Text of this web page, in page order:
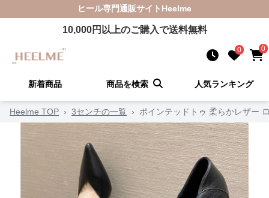
ヒール専門通販サイト Heelme
10,000円以上のご購入で送料無料
0 0
新着商品 商品を検索 人気ランキング
Heelme TOP › 3センチの一覧 › ポインテッドトゥ 柔らかレザー